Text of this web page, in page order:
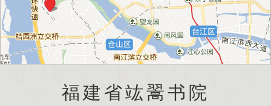
福建省竑翯书院